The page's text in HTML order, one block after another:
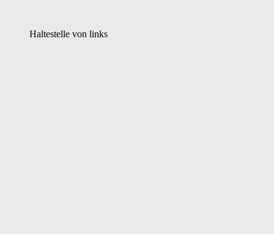
Haltestelle von links